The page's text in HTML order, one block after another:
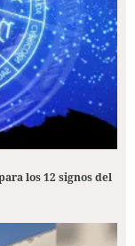
los 12 signos del